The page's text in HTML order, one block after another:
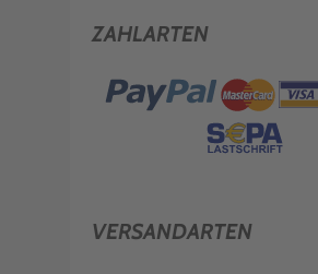
ZAHLARTEN
VERSANDARTEN